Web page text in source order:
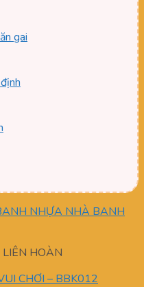
gai
HOÀN
CHƠI – BBK012